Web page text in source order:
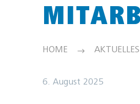
HOME AKTUELLES
6. August 2025